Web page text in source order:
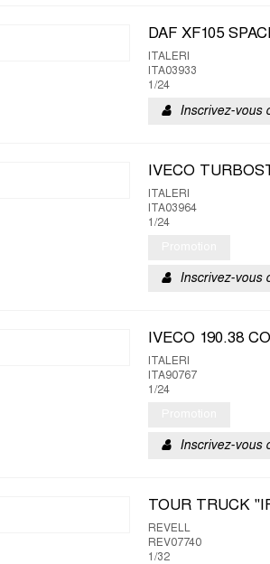
DAF XF105
ITALERI
ITA03933
1/24
Inscrivez-vous
IVECO
ITALERI
ITA03964
1/24
Inscrivez-vous
IVECO 190.38
ITALERI
ITA90767
1/24
Inscrivez-vous
TOUR TRUCK
REVELL
REV07740
1/32